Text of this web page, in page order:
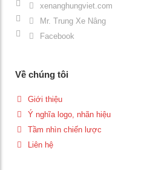
xenanghungviet.com
Mr. Trung Xe Nâng
Facebook
Về chúng tôi
Giới thiệu
Ý nghĩa logo, nhãn hiệu
Tầm nhìn chiến lược
Liên hệ